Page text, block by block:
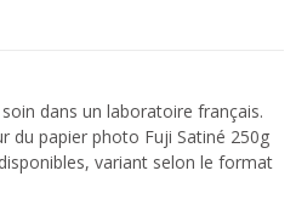
dans un laboratoire français.
du papier photo Fuji Satiné 250g
variant selon le format